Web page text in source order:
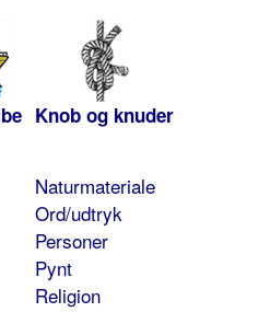
Knob og knuder
Naturmateriale
Ord/udtryk
Personer
Pynt
Religion